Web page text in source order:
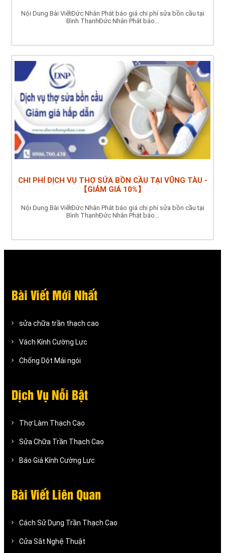
Nội Dung Bài ViếtĐức Nhân Phát báo giá chi phí sửa bồn cầu tại
Bình ThạnhĐức Nhân Phát báo...
CHI PHÍ DỊCH VỤ THỢ SỬA BỒN CẦU TẠI VŨNG TÀU -
【GIẢM GIÁ 10%】
Nội Dung Bài ViếtĐức Nhân Phát báo giá chi phí sửa bồn cầu tại
Bình ThạnhĐức Nhân Phát báo...
Bài Viết Mới Nhất
sửa chữa trần thạch cao
Vách Kính Cường Lực
Chống Dột Mái ngói
Dịch Vụ Nỗi Bật
Thợ Làm Thạch Cao
Sửa Chữa Trần Thạch Cao
Báo Giá Kính Cường Lực
Bài Viết Liên Quan
Cách Sử Dụng Trần Thạch Cao
Cửa Sắt Nghệ Thuật